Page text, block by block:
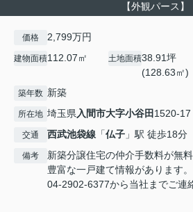
【外観パース】
価格 2,799万円
建物面積112.07㎡ 土地面積38.91坪
(128.63㎡)
築年数 新築
所在地 埼玉県入間市大字小谷田 1520-17
交通 西武池袋線 「仏子 」駅 徒歩18分
備考
新築分譲住宅の仲介手数料が無
豊富な一戸建て情報があります。
04-2902-6377から当社までご連